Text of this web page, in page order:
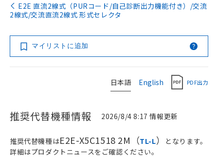
E2E 直流2線式（PURコード/自己診断出力機能付き）/交流
2線式/交流直流2線式 形式セレクタ
マイリストに追加
日本語 English PDF出力
推奨代替機種情報 2026/8/4 8:17 情報更新
推奨代替機種はE2E-X5C1518 2M（TL-L）
となります。
詳細はプロダクトニュースをご確認ください。